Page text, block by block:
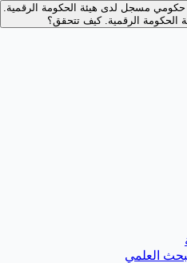
حكومي مسجل لدى هيئة الحكومة الرقمية.
الرقمية.كيف تتحقق؟
العلمي